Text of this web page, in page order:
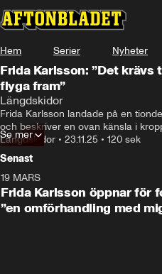
Hem Serier Nyheter
Frida Karlsson: ”Det
flyga fram”
Längdskidor
Frida Karlsson landade på en
och beskriver en ovan känsla i
behöver mer tid på snö”, säger hon.
Längdskidor • 23.11.25 • 120 sek
Se mer
Senast
19 MARS
Frida Karlsson öppnar för
”en omförhandling med